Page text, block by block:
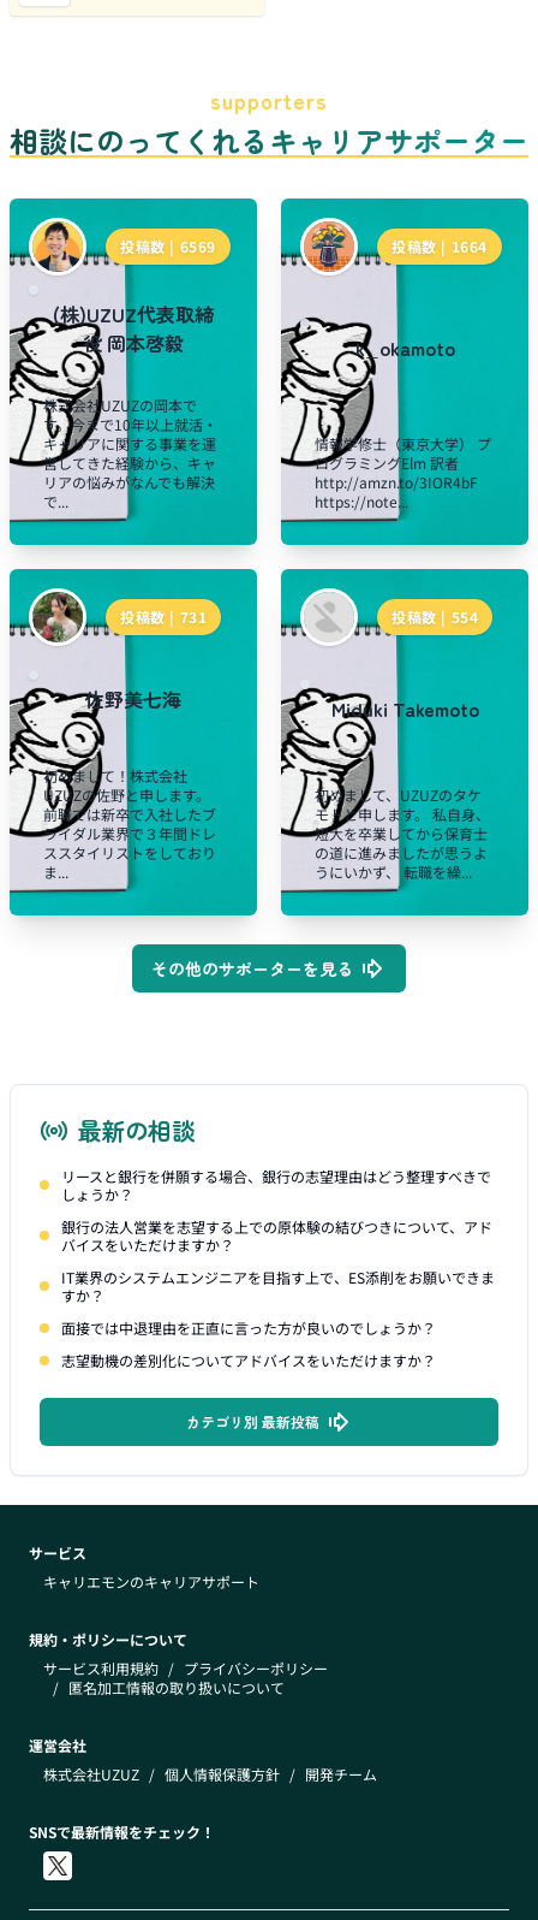
supporters
相談にのってくれるキャリアサポーター
投稿数 | 6569
(株)UZUZ代表取締
役 岡本啓毅
株式会社UZUZの岡本で
す。今まで10年以上就活・
キャリアに関する事業を運
営してきた経験から、キャ
リアの悩みがなんでも解決
で...
投稿数 | 1664
k_okamoto
情報学修士（東京大学） プ
ログラミングElm 訳者
http://amzn.to/3IOR4bF
https://note...
投稿数 | 731
佐野美七海
初めまして！株式会社
UZUZの佐野と申します。
前職では新卒で入社したブ
ライダル業界で３年間ドレ
ススタイリストをしており
ま...
投稿数 | 554
Miduki Takemoto
初めまして、UZUZのタケ
モトと申します。 私自身、
短大を卒業してから保育士
の道に進みましたが思うよ
うにいかず、 転職を繰...
その他のサポーターを見る
最新の相談
リースと銀行を併願する場合、銀行の志望理由はどう整理すべきで
しょうか？
銀行の法人営業を志望する上での原体験の結びつきについて、アド
バイスをいただけますか？
IT業界のシステムエンジニアを目指す上で、ES添削をお願いできま
すか？
面接では中退理由を正直に言った方が良いのでしょうか？
志望動機の差別化についてアドバイスをいただけますか？
カテゴリ別 最新投稿
サービス
キャリエモンのキャリアサポート
規約・ポリシーについて
サービス利用規約 / プライバシーポリシー
/ 匿名加工情報の取り扱いについて
運営会社
株式会社UZUZ / 個人情報保護方針 / 開発チーム
SNSで最新情報をチェック！